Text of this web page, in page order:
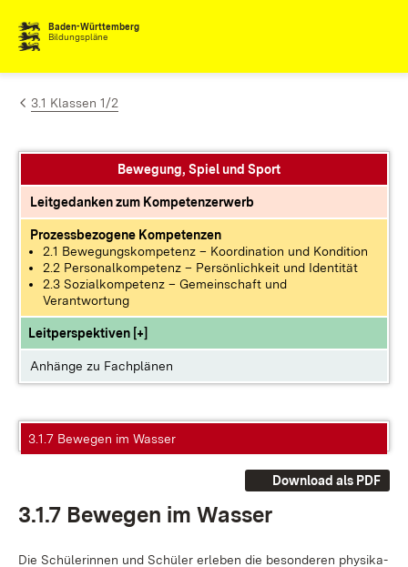
Zum Inhalt springen
Baden-Württemberg
Bildungspläne
3.1 Klassen 1/2
Bewegung, Spiel und Sport
Leitgedanken zum Kompetenzerwerb
Prozessbezogene Kompetenzen
2.1 Bewegungskompetenz – Koordination und Kondition
2.2 Personalkompetenz – Persönlichkeit und Identität
2.3 Sozialkompetenz – Gemeinschaft und
Verantwortung
Leitperspektiven [+]
Anhänge zu Fachplänen
3.1.7 Bewegen im Wasser
Download als PDF
3.1.7 Be­we­gen im Was­ser
Die Schü­le­rin­nen und Schü­ler er­le­ben die be­son­de­ren phy­si­ka­